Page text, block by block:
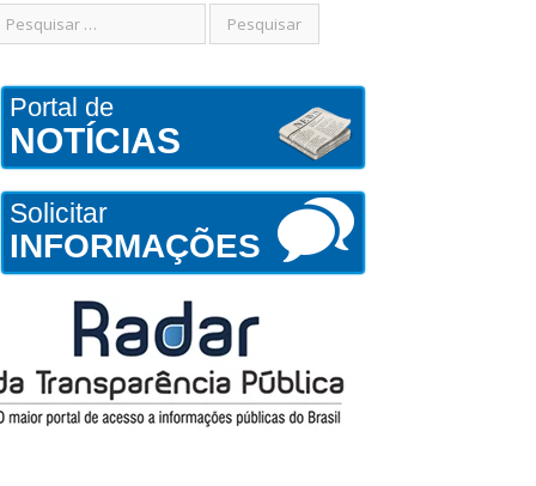
Portal de
NOTÍCIAS
Solicitar
INFORMAÇÕES